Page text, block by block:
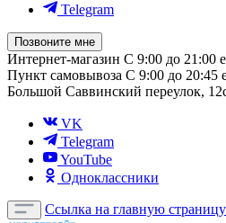
Telegram
Позвоните мне
Интернет-магазин С 9:00 до 21:00
Пункт самовывоза С 9:00 до 20:45
Большой Саввинский переулок,
VK
Telegram
YouTube
Одноклассники
Ссылка на главную страницу